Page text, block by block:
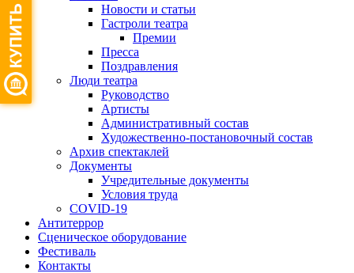
Новости и статьи
Гастроли театра
Премии
Пресса
Поздравления
Люди театра
Руководство
Артисты
Административный состав
Художественно-постановочный состав
Архив спектаклей
Документы
Учредительные документы
Условия труда
COVID-19
Антитеррор
Сценическое оборудование
Фестиваль
Контакты